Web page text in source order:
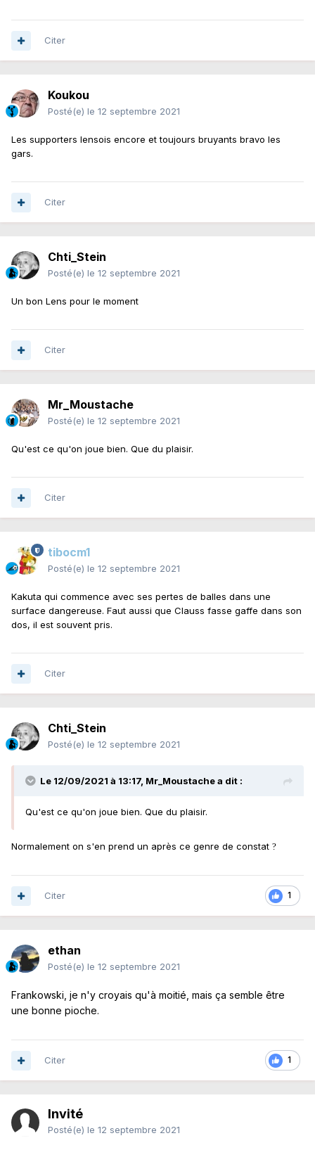
Citer
Koukou
Posté(e) le 12 septembre 2021
Les supporters lensois encore et toujours bruyants bravo les
gars.
Citer
Chti_Stein
Posté(e) le 12 septembre 2021
Un bon Lens pour le moment
Citer
Mr_Moustache
Posté(e) le 12 septembre 2021
Qu'est ce qu'on joue bien. Que du plaisir.
Citer
tibocm1
Posté(e) le 12 septembre 2021
Kakuta qui commence avec ses pertes de balles dans une
surface dangereuse. Faut aussi que Clauss fasse gaffe dans son
dos, il est souvent pris.
Citer
Chti_Stein
Posté(e) le 12 septembre 2021
Le 12/09/2021 à 13:17, Mr_Moustachea dit :
Qu'est ce qu'on joue bien. Que du plaisir.
Normalement on s'en prend un après ce genre de constat ?
1
Citer
ethan
Posté(e) le 12 septembre 2021
Frankowski, je n'y croyais qu'à moitié, mais ça semble être
une bonne pioche.
1
Citer
Invité
Posté(e) le 12 septembre 2021